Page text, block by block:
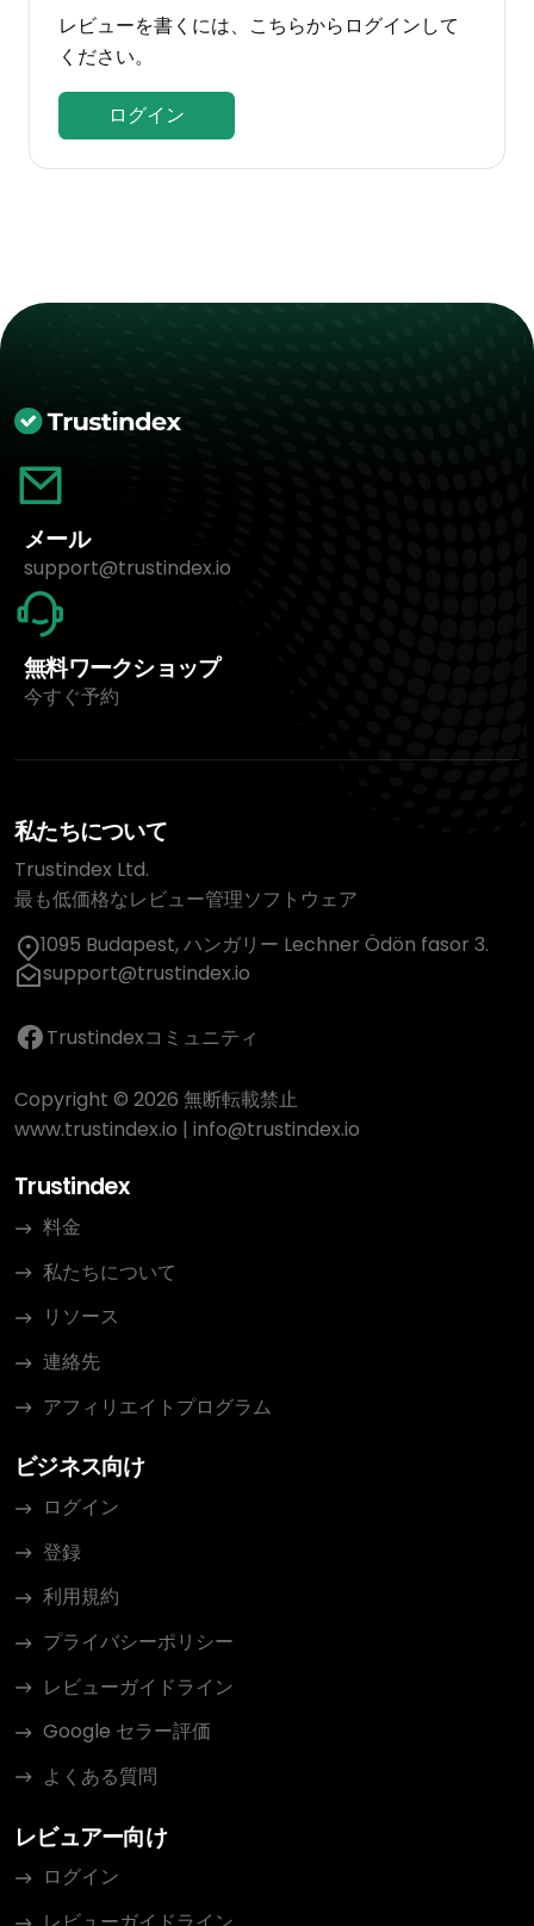
レビューを書くには、こちらからログインして
ください。
ログイン
メール
support@trustindex.io
無料ワークショップ
今すぐ予約
私たちについて
Trustindex Ltd.
最も低価格なレビュー管理ソフトウェア
1095 Budapest, ハンガリー Lechner Ödön fasor 3.
support@trustindex.io
Trustindexコミュニティ
Copyright © 2026 無断転載禁止
www.trustindex.io | info@trustindex.io
Trustindex
料金
私たちについて
リソース
連絡先
アフィリエイトプログラム
ビジネス向け
ログイン
登録
利用規約
プライバシーポリシー
レビューガイドライン
Google セラー評価
よくある質問
レビュアー向け
ログイン